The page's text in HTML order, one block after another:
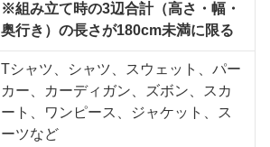
※組み立て時の3辺合計（高さ・幅・
奥行き）の長さが180cm未満に限る
Tシャツ、シャツ、スウェット、パー
カー、カーディガン、ズボン、スカ
ート、ワンピース、ジャケット、ス
ーツなど